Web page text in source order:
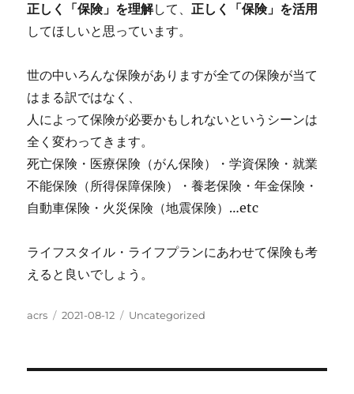
正しく「保険」を理解して、正しく「保険」を活用
してほしいと思っています。
世の中いろんな保険がありますが全ての保険が当て
はまる訳ではなく、
人によって保険が必要かもしれないというシーンは
全く変わってきます。
死亡保険・医療保険（がん保険）・学資保険・就業
不能保険（所得保障保険）・養老保険・年金保険・
自動車保険・火災保険（地震保険）…etc
ライフスタイル・ライフプランにあわせて保険も考
えると良いでしょう。
投
acrs
投
2021-08-12
カ
Uncategorized